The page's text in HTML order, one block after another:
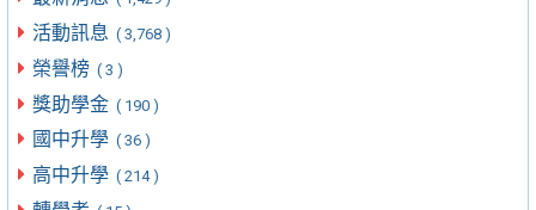
活動訊息 ( 3,768 )
榮譽榜 ( 3 )
獎助學金 ( 190 )
國中升學 ( 36 )
高中升學 ( 214 )